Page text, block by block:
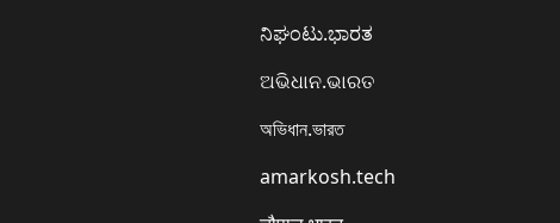
ನಿಘಂಟು.ಭಾರತ
ଅଭିଧାନ.ଭାରତ
অভিধান.ভারত
amarkosh.tech